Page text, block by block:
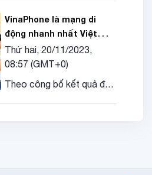
Shop
VinaPhone là mạng di
động nhanh nhất Việt
Nam năm 2023
Thứ hai, 20/11/2023,
08:57 (GMT+0)
Theo công bố kết quả đo
công bố chính thức trên